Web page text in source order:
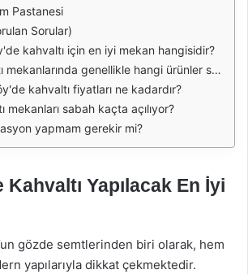
Pastanesi
Sorular)
kahvaltı için en iyi mekan hangisidir?
genellikle hangi ürünler sunulmaktadır?
kahvaltı fiyatları ne kadardır?
mekanları sabah kaçta açılıyor?
yapmam gerekir mi?
Kahvaltı Yapılacak En İyi
gözde semtlerinden biri olarak, hem
yapılarıyla dikkat çekmektedir.